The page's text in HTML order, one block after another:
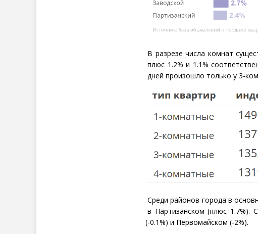
В разрезе числа комнат
плюс 1.2% и 1.1%
дней произошло только у 3-
Среди районов города в
в Партизанском (плюс 1.7%).
(-0.1%) и Первомайском (-2%).